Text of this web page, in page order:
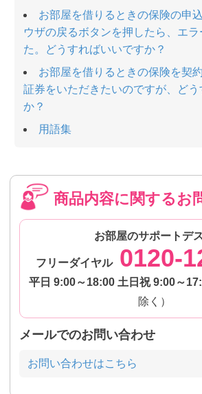
お部屋を借りるときの保険の申
ウザの戻るボタンを押したら、エ
た。どうすればいいですか？
お部屋を借りるときの保険を契
証券をいただきたいのですが、ど
か？
用語集
商品内容に関するお
お部屋のサポートデ
フリーダイヤル 0120-
平日 9:00～18:00 土日祝 9:00～
除く）
メールでのお問い合わせ
お問い合わせはこちら